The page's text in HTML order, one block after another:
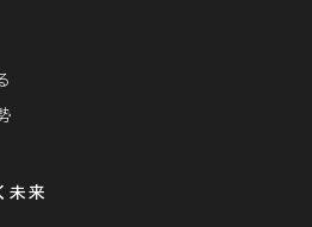
来